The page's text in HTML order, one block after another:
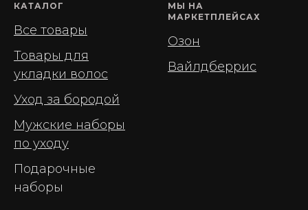
КАТАЛОГ
Все товары
Товары для
укладки волос
Уход за бородой
Мужские наборы
по уходу
Подарочные
наборы
МЫ НА
МАРКЕТПЛЕЙСАХ
Озон
Вайлдберрис